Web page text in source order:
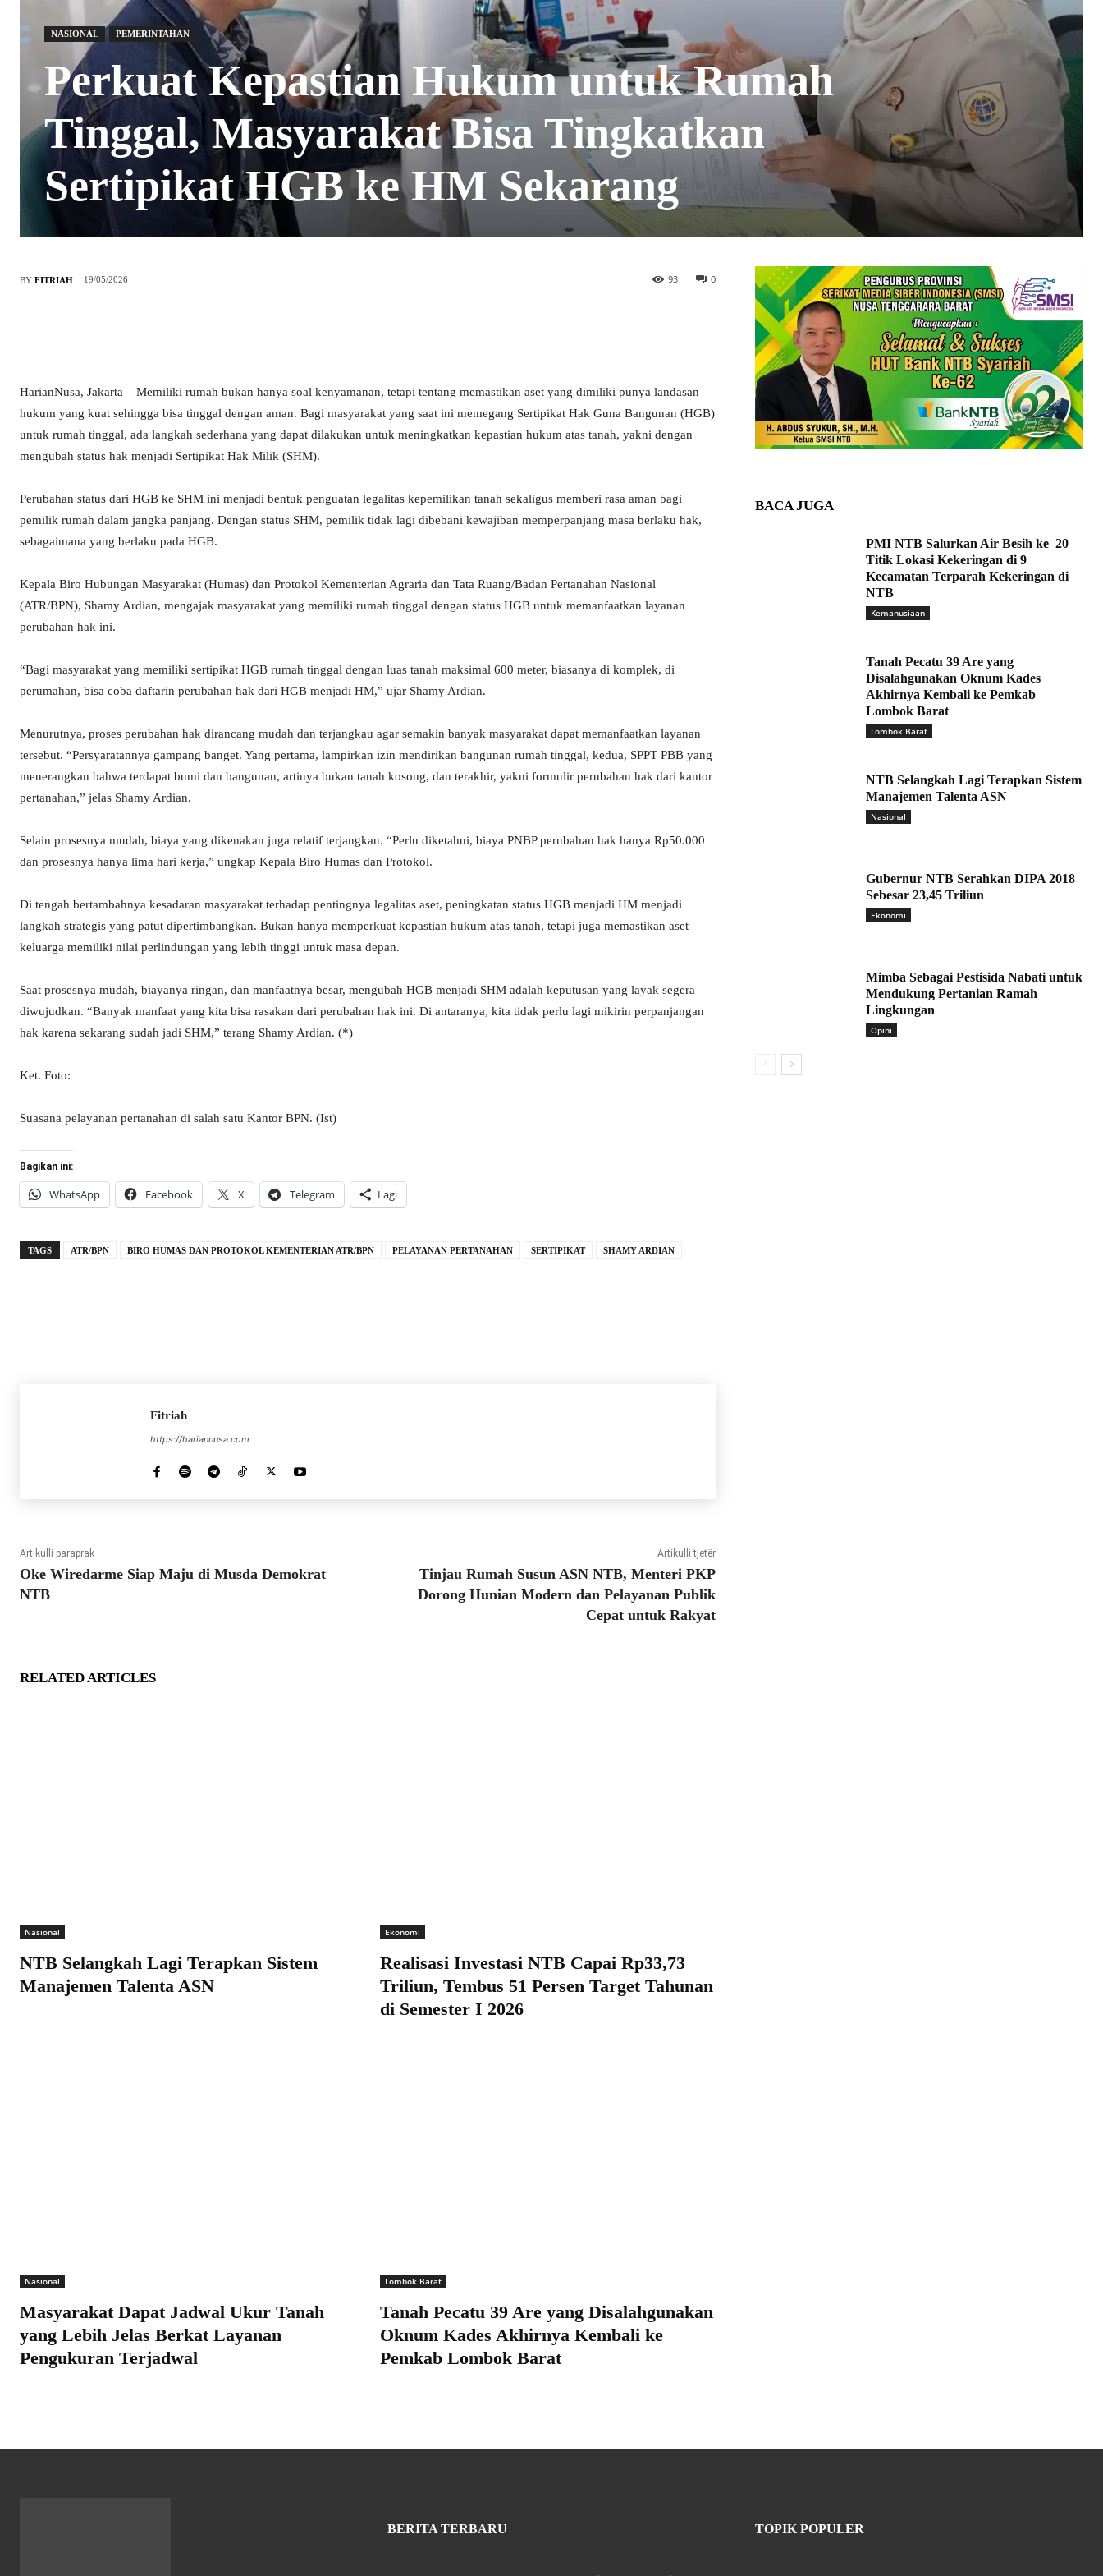
NASIONAL PEMERINTAHAN
Perkuat Kepastian Hukum untuk Rumah
Tinggal, Masyarakat Bisa Tingkatkan
Sertipikat HGB ke HM Sekarang
BY FITRIAH 19/05/2026 0
93
HarianNusa, Jakarta – Memiliki rumah bukan hanya soal kenyamanan, tetapi tentang memastikan aset yang dimiliki punya landasan
hukum yang kuat sehingga bisa tinggal dengan aman. Bagi masyarakat yang saat ini memegang Sertipikat Hak Guna Bangunan (HGB)
untuk rumah tinggal, ada langkah sederhana yang dapat dilakukan untuk meningkatkan kepastian hukum atas tanah, yakni dengan
mengubah status hak menjadi Sertipikat Hak Milik (SHM).
Perubahan status dari HGB ke SHM ini menjadi bentuk penguatan legalitas kepemilikan tanah sekaligus memberi rasa aman bagi
pemilik rumah dalam jangka panjang. Dengan status SHM, pemilik tidak lagi dibebani kewajiban memperpanjang masa berlaku hak,
sebagaimana yang berlaku pada HGB.
Kepala Biro Hubungan Masyarakat (Humas) dan Protokol Kementerian Agraria dan Tata Ruang/Badan Pertanahan Nasional
(ATR/BPN), Shamy Ardian, mengajak masyarakat yang memiliki rumah tinggal dengan status HGB untuk memanfaatkan layanan
perubahan hak ini.
“Bagi masyarakat yang memiliki sertipikat HGB rumah tinggal dengan luas tanah maksimal 600 meter, biasanya di komplek, di
perumahan, bisa coba daftarin perubahan hak dari HGB menjadi HM,” ujar Shamy Ardian.
Menurutnya, proses perubahan hak dirancang mudah dan terjangkau agar semakin banyak masyarakat dapat memanfaatkan layanan
tersebut. “Persyaratannya gampang banget. Yang pertama, lampirkan izin mendirikan bangunan rumah tinggal, kedua, SPPT PBB yang
menerangkan bahwa terdapat bumi dan bangunan, artinya bukan tanah kosong, dan terakhir, yakni formulir perubahan hak dari kantor
pertanahan,” jelas Shamy Ardian.
Selain prosesnya mudah, biaya yang dikenakan juga relatif terjangkau. “Perlu diketahui, biaya PNBP perubahan hak hanya Rp50.000
dan prosesnya hanya lima hari kerja,” ungkap Kepala Biro Humas dan Protokol.
Di tengah bertambahnya kesadaran masyarakat terhadap pentingnya legalitas aset, peningkatan status HGB menjadi HM menjadi
langkah strategis yang patut dipertimbangkan. Bukan hanya memperkuat kepastian hukum atas tanah, tetapi juga memastikan aset
keluarga memiliki nilai perlindungan yang lebih tinggi untuk masa depan.
Saat prosesnya mudah, biayanya ringan, dan manfaatnya besar, mengubah HGB menjadi SHM adalah keputusan yang layak segera
diwujudkan. “Banyak manfaat yang kita bisa rasakan dari perubahan hak ini. Di antaranya, kita tidak perlu lagi mikirin perpanjangan
hak karena sekarang sudah jadi SHM,” terang Shamy Ardian. (*)
Ket. Foto:
Suasana pelayanan pertanahan di salah satu Kantor BPN. (Ist)
Bagikan ini:
WhatsApp Facebook X Telegram Lagi
TAGS ATR/BPN BIRO HUMAS DAN PROTOKOL KEMENTERIAN ATR/BPN PELAYANAN PERTANAHAN SERTIPIKAT SHAMY ARDIAN
Fitriah
https://hariannusa.com
Artikulli paraprak
Oke Wiredarme Siap Maju di Musda Demokrat
NTB
Artikulli tjetër
Tinjau Rumah Susun ASN NTB, Menteri PKP
Dorong Hunian Modern dan Pelayanan Publik
Cepat untuk Rakyat
RELATED ARTICLES
Nasional
NTB Selangkah Lagi Terapkan Sistem
Manajemen Talenta ASN
Ekonomi
Realisasi Investasi NTB Capai Rp33,73
Triliun, Tembus 51 Persen Target Tahunan
di Semester I 2026
Nasional
Masyarakat Dapat Jadwal Ukur Tanah
yang Lebih Jelas Berkat Layanan
Pengukuran Terjadwal
Lombok Barat
Tanah Pecatu 39 Are yang Disalahgunakan
Oknum Kades Akhirnya Kembali ke
Pemkab Lombok Barat
BACA JUGA
PMI NTB Salurkan Air Besih ke 20
Titik Lokasi Kekeringan di 9
Kecamatan Terparah Kekeringan di
NTB
Kemanusiaan
Tanah Pecatu 39 Are yang
Disalahgunakan Oknum Kades
Akhirnya Kembali ke Pemkab
Lombok Barat
Lombok Barat
NTB Selangkah Lagi Terapkan Sistem
Manajemen Talenta ASN
Nasional
Gubernur NTB Serahkan DIPA 2018
Sebesar 23,45 Triliun
Ekonomi
Mimba Sebagai Pestisida Nabati untuk
Mendukung Pertanian Ramah
Lingkungan
Opini
BERITA TERBARU TOPIK POPULER